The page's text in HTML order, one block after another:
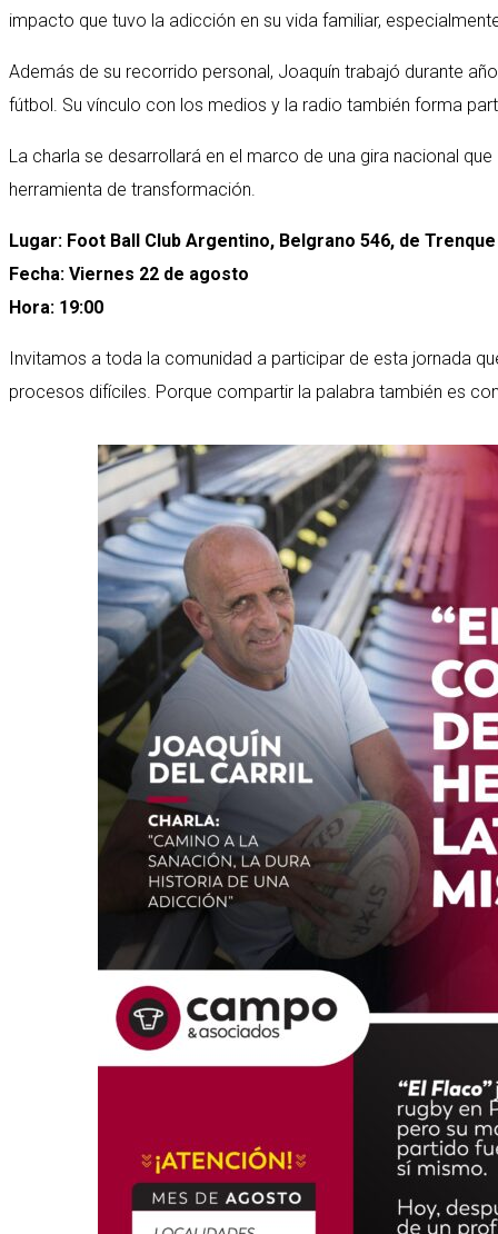
impacto que tuvo la adicción en su vida familiar,
Además de su recorrido personal, Joaquín trabajó durante
fútbol. Su vínculo con los medios y la radio también forma
La charla se desarrollará en el marco de una gira nacional
herramienta de transformación.
Lugar: Foot Ball Club Argentino, Belgrano 546, de
Fecha: Viernes 22 de agosto
Hora: 19:00
Invitamos a toda la comunidad a participar de esta jornada
procesos difíciles. Porque compartir la palabra también es